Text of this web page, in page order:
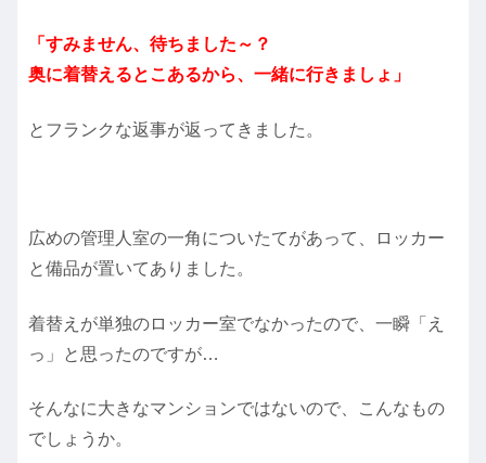
「すみません、待ちました～？
奥に着替えるとこあるから、一緒に行きましょ」
とフランクな返事が返ってきました。
広めの管理人室の一角についたてがあって、ロッカー
と備品が置いてありました。
着替えが単独のロッカー室でなかったので、一瞬「え
っ」と思ったのですが…
そんなに大きなマンションではないので、こんなもの
でしょうか。